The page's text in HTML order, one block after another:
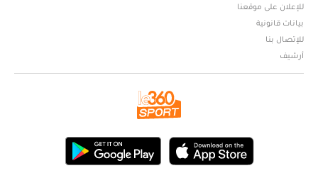
للإعلان على موقعنا
بيانات قانونية
للإتصال بنا
أرشيف